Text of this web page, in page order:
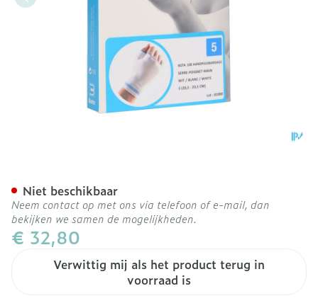
€ 32,80
Verwittig mij als het product terug in
voorraad is
Niet beschikbaar
Neem contact op met ons via telefoon of e-mail, dan
bekijken we samen de mogelijkheden.